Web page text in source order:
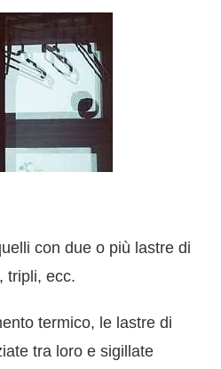
con due o più lastre di
tripli, ecc.
termico, le lastre di
tra loro e sigillate